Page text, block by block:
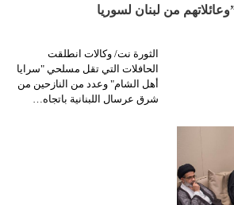
من لبنان لسوريا
الثورة نت/ وكالات انطلقت
الحافلات التي تقل مسلحي "سرايا
أهل الشام" وعدد من النازحين من
شرق عرسال اللبنانية باتجاه…